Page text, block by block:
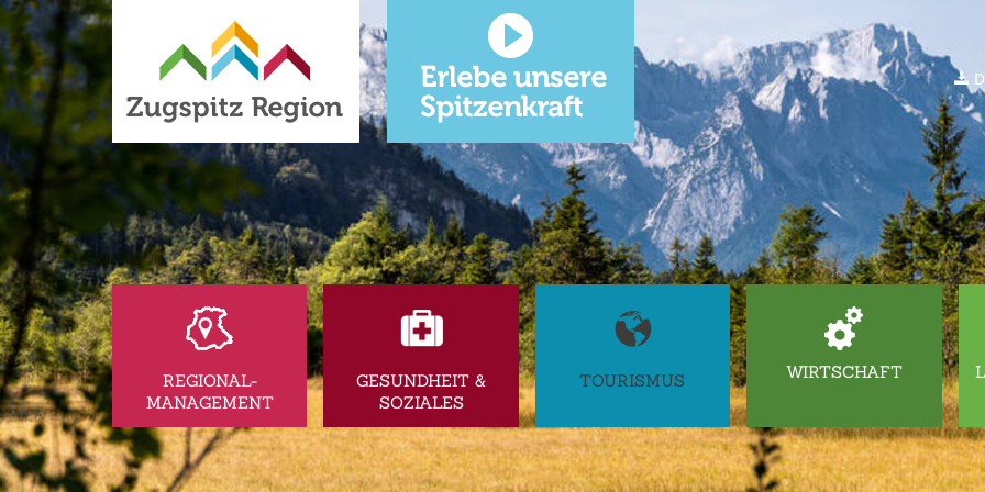
REGIONAL-
MANAGEMENT
GESUNDHEIT &
SOZIALES
TOURISMUS WIRTSCHAFT